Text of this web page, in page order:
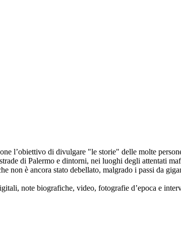
l’obiettivo di divulgare "le storie" delle molte
di Palermo e dintorni, nei luoghi degli attentati
non è ancora stato debellato, malgrado i passi da
note biografiche, video, fotografie d’epoca e